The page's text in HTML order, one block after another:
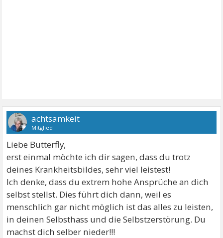
achtsamkeit
Mitglied
Liebe Butterfly,
erst einmal möchte ich dir sagen, dass du trotz
deines Krankheitsbildes, sehr viel leistest!
Ich denke, dass du extrem hohe Ansprüche an dich
selbst stellst. Dies führt dich dann, weil es
menschlich gar nicht möglich ist das alles zu leisten,
in deinen Selbsthass und die Selbstzerstörung. Du
machst dich selber nieder!!!